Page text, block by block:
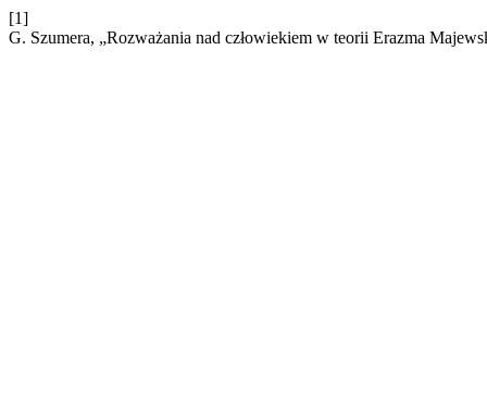
[1]
G. Szumera, „Rozważania nad człowiekiem w teorii Erazma